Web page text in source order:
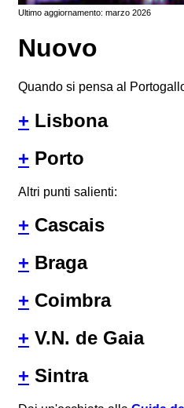
Ultimo aggiornamento: marzo 2026
Nuovo
Quando si pensa al
+ Lisbona
+ Porto
Altri punti salienti:
+ Cascais
+ Braga
+ Coimbra
+ V.N. de Gaia
+ Sintra